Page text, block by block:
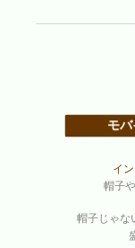
モ
イ
帽子
帽子じゃな